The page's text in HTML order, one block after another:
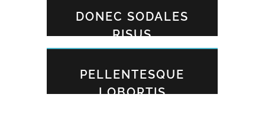
DONEC SODALES
RISUS
PELLENTESQUE
LOBORTIS